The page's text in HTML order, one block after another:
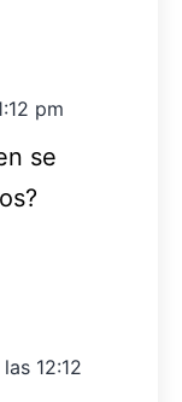
pm
se
12:12